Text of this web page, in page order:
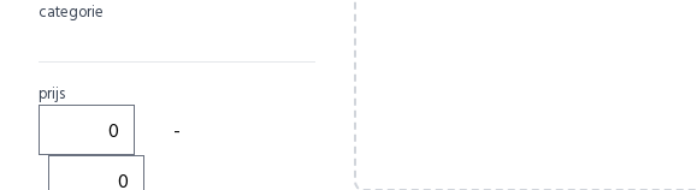
categorie
prijs
-